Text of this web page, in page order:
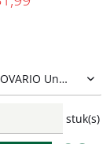
stuk(s)